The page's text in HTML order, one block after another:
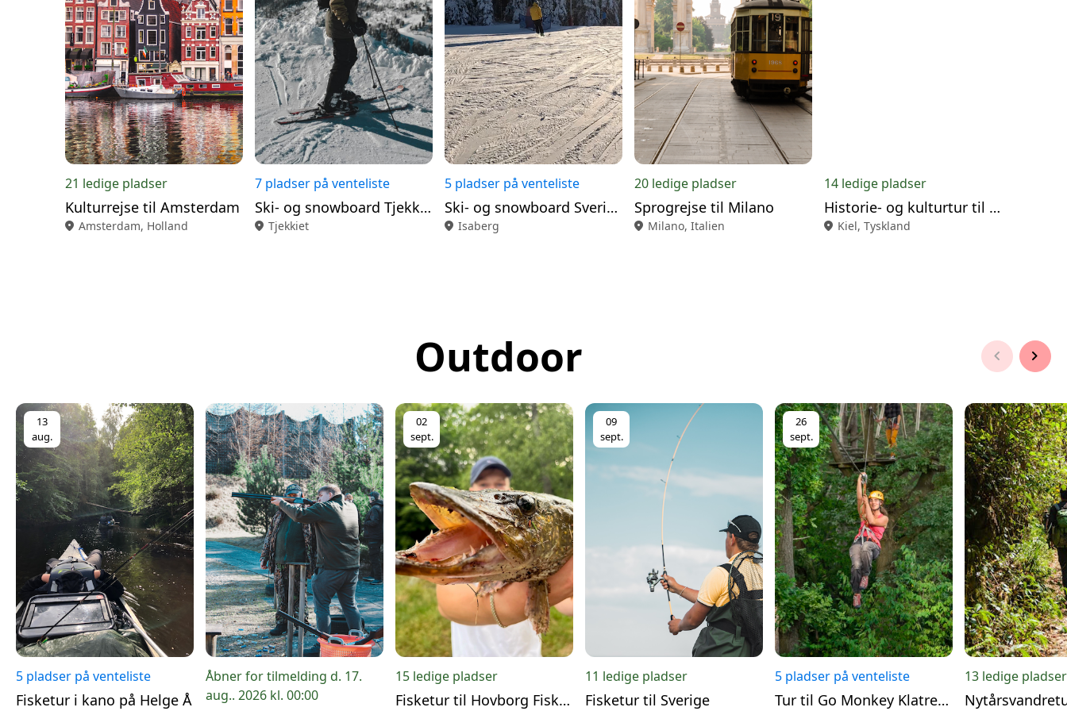
21 ledige pladser
Kulturrejse til Amsterdam
location_on Amsterdam, Holland
7 pladser på venteliste
Ski- og snowboard Tjekkiet
location_on Tjekkiet
5 pladser på venteliste
Ski- og snowboard Sverige
location_on Isaberg
20 ledige pladser
Sprogrejse til Milano
location_on Milano, Italien
14 ledige pladser
Historie- og kulturtur til Kiel
location_on Kiel, Tyskland
Outdoor chevron_left chevron_right
13
aug.
5 pladser på venteliste
Fisketur i kano på Helge Å
Åbner for tilmelding d. 17.
aug.. 2026 kl. 00:00
02
sept.
15 ledige pladser
Fisketur til Hovborg Fiskesø
09
sept.
11 ledige pladser
Fisketur til Sverige
26
sept.
5 pladser på venteliste
Tur til Go Monkey Klatrepark
13 ledige pladser